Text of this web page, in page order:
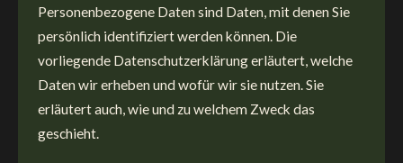
Personenbezogene Daten sind Daten, mit denen Sie
persönlich identifiziert werden können. Die
vorliegende Datenschutzerklärung erläutert, welche
Daten wir erheben und wofür wir sie nutzen. Sie
erläutert auch, wie und zu welchem Zweck das
geschieht.